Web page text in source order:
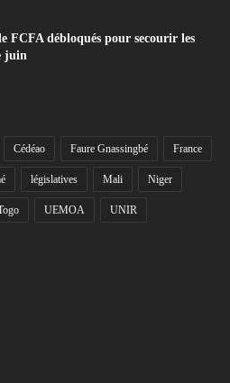
FCFA débloqués pour secourir les
juin
Cédéao Faure Gnassingbé France
législatives Mali Niger
UEMOA UNIR